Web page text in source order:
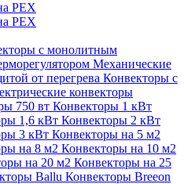
PEX
PEX
с монолитным
Механические
от перегрева Конвекторы с
конвекторы
750 вт Конвекторы 1 кВт
1,6 кВт Конвекторы 2 кВт
3 кВт Конвекторы на 5 м2
на 8 м2 Конвекторы на 10 м2
на 20 м2 Конвекторы на 25
Ballu Конвекторы Breeon